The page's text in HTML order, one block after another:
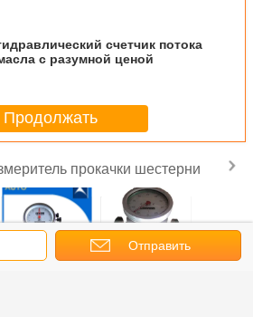
счетчик потока
с разумной ценой
Продолжать
прокачки шестерни
Отправить